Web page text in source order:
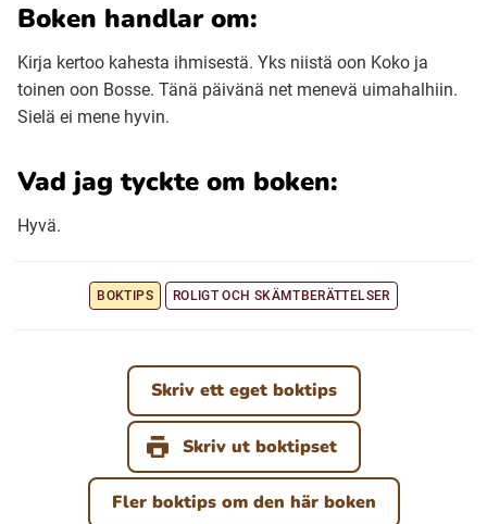
Lovari (Romska)
Boken handlar om:
Kirja kertoo kahesta ihmisestä. Yks niistä oon Koko ja
toinen oon Bosse. Tänä päivänä net menevä uimahalhiin.
Sielä ei mene hyvin.
Vad jag tyckte om boken:
Hyvä.
BOKTIPS ROLIGT OCH SKÄMTBERÄTTELSER
Skriv ett eget boktips
Skriv ut boktipset
Fler boktips om den här boken